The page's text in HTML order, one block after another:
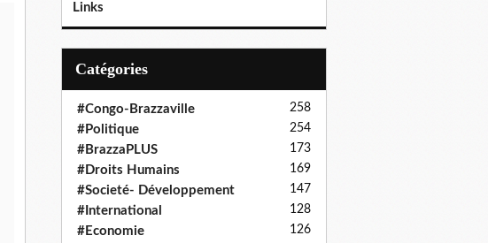
Links
Catégories
#Congo-Brazzaville 258
#Politique 254
#BrazzaPLUS 173
#Droits Humains 169
#Societé- Développement 147
#International 128
#Economie 126